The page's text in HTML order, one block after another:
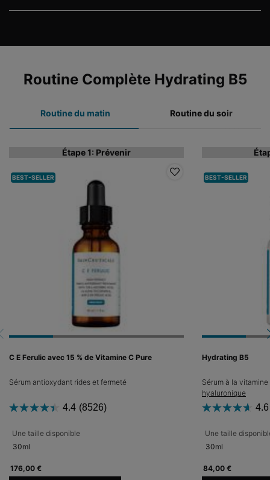
Routine Complète Hydrating B5
Routine du matin Routine du soir
Étape 1: Prévenir
BEST-SELLER
C E Ferulic avec 15 % de Vitamine C Pure
Sérum antioxydant rides et fermeté
4.4 (8526)
Une taille disponible
30ml
176,00 €
BEST-SELLER
Hydrating B5
Sérum à la
hyaluronique
4.6
Une taille
30ml
84,00 €